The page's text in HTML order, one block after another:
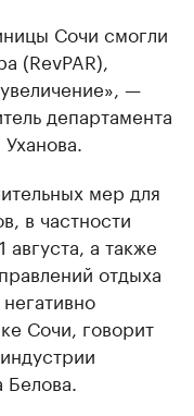
Сочи смогли
(RevPAR),
—
департамента
мер для
в частности
а также
отдыха
Сочи, говорит
Белова.